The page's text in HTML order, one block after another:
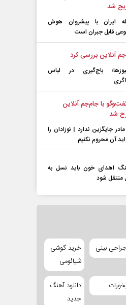
شد
ایران با پیشرو‌ان هوش
قابل جبران است
آنلاین بررسی کرد
باج‌گیری در لباس
با جام‌جم آنلاین
شد
جایگزین ندارد | نوزادان را
آن محروم نکنیم
اهدای خون باید نسل به
منتقل شود
بینی
خرید گوشی
شیائومی
دانلود آهنگ
جدید